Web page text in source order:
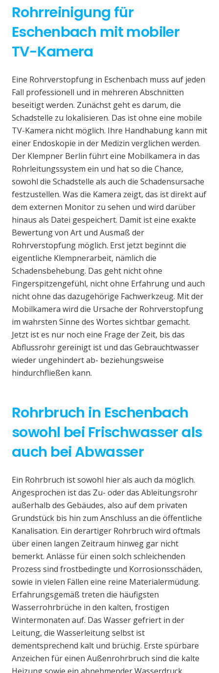
Rohrreinigung für
Eschenbach mit mobiler
TV-Kamera
Eine Rohrverstopfung in Eschenbach muss auf jeden
Fall professionell und in mehreren Abschnitten
beseitigt werden. Zunächst geht es darum, die
Schadstelle zu lokalisieren. Das ist ohne eine mobile
TV-Kamera nicht möglich. Ihre Handhabung kann mit
einer Endoskopie in der Medizin verglichen werden.
Der Klempner Berlin führt eine Mobilkamera in das
Rohrleitungssystem ein und hat so die Chance,
sowohl die Schadstelle als auch die Schadensursache
festzustellen. Was die Kamera zeigt, das ist direkt auf
dem externen Monitor zu sehen und wird darüber
hinaus als Datei gespeichert. Damit ist eine exakte
Bewertung von Art und Ausmaß der
Rohrverstopfung möglich. Erst jetzt beginnt die
eigentliche Klempnerarbeit, nämlich die
Schadensbehebung. Das geht nicht ohne
Fingerspitzengefühl, nicht ohne Erfahrung und auch
nicht ohne das dazugehörige Fachwerkzeug. Mit der
Mobilkamera wird die Ursache der Rohrverstopfung
im wahrsten Sinne des Wortes sichtbar gemacht.
Jetzt ist es nur noch eine Frage der Zeit, bis das
Abflussrohr gereinigt ist und das Gebrauchtwasser
wieder ungehindert ab- beziehungsweise
hindurchfließen kann.
Rohrbruch in Eschenbach
sowohl bei Frischwasser als
auch bei Abwasser
Ein Rohrbruch ist sowohl hier als auch da möglich.
Angesprochen ist das Zu- oder das Ableitungsrohr
außerhalb des Gebäudes, also auf dem privaten
Grundstück bis hin zum Anschluss an die öffentliche
Kanalisation. Ein derartiger Rohrbruch wird oftmals
über einen langen Zeitraum hinweg gar nicht
bemerkt. Anlässe für einen solch schleichenden
Prozess sind frostbedingte und Korrosionsschäden,
sowie in vielen Fällen eine reine Materialermüdung.
Erfahrungsgemäß treten die häufigsten
Wasserrohrbrüche in den kalten, frostigen
Wintermonaten auf. Das Wasser gefriert in der
Leitung, die Wasserleitung selbst ist
dementsprechend kalt und brüchig. Erste spürbare
Anzeichen für einen Außenrohrbruch sind die kalte